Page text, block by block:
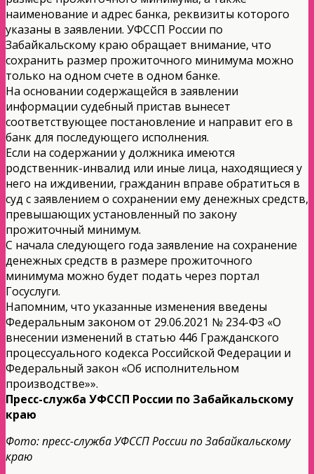
наименование и адрес банка, реквизиты которого
указаны в заявлении. УФССП России по
Забайкальскому краю обращает внимание, что
сохранить размер прожиточного минимума можно
только на одном счете в одном банке.
На основании содержащейся в заявлении
информации судебный пристав вынесет
соответствующее постановление и направит его в
банк для последующего исполнения.
Если на содержании у должника имеются
родственник-инвалид или иные лица, находящиеся у
него на иждивении, гражданин вправе обратиться в
суд с заявлением о сохранении ему денежных средств,
превышающих установленный по закону
прожиточный минимум.
С начала следующего года заявление на сохранение
денежных средств в размере прожиточного
минимума можно будет подать через портал
Госуслуги.
Напомним, что указанные изменения введены
Федеральным законом от 29.06.2021 № 234-ФЗ «О
внесении изменений в статью 446 Гражданского
процессуального кодекса Российской Федерации и
Федеральный закон «Об исполнительном
производстве»».
Пресс-служба УФССП России по Забайкальскому
краю
Фото: пресс-служба УФССП России по Забайкальскому
краю